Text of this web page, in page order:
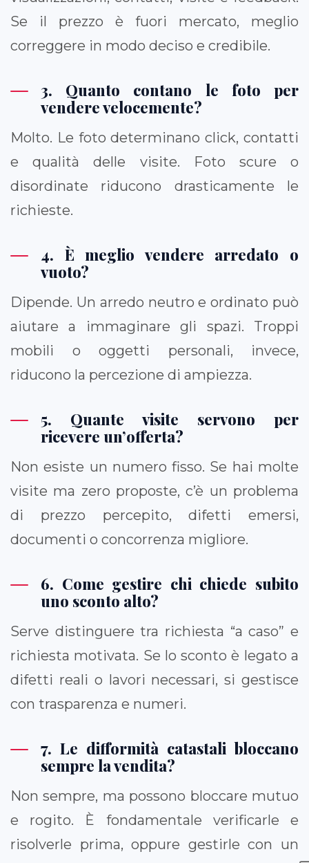
Se il prezzo è fuori mercato, meglio
correggere in modo deciso e credibile.
3. Quanto contano le foto per
vendere velocemente?
Molto. Le foto determinano click, contatti
e qualità delle visite. Foto scure o
disordinate riducono drasticamente le
richieste.
4. È meglio vendere arredato o
vuoto?
Dipende. Un arredo neutro e ordinato può
aiutare a immaginare gli spazi. Troppi
mobili o oggetti personali, invece,
riducono la percezione di ampiezza.
5. Quante visite servono per
ricevere un’offerta?
Non esiste un numero fisso. Se hai molte
visite ma zero proposte, c’è un problema
di prezzo percepito, difetti emersi,
documenti o concorrenza migliore.
6. Come gestire chi chiede subito
uno sconto alto?
Serve distinguere tra richiesta “a caso” e
richiesta motivata. Se lo sconto è legato a
difetti reali o lavori necessari, si gestisce
con trasparenza e numeri.
7. Le difformità catastali bloccano
sempre la vendita?
Non sempre, ma possono bloccare mutuo
e rogito. È fondamentale verificarle e
risolverle prima, oppure gestirle con un